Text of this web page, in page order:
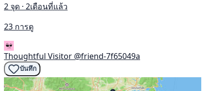
2 จุด · 2เดือนที่แล้ว
23 การดู
Thoughtful Visitor @friend-7f65049a
บันทึก